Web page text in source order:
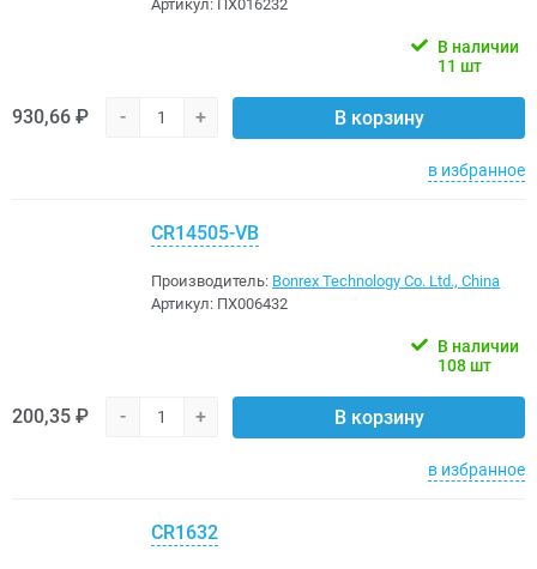
Артикул: ПХ016232
В наличии
11 шт
930,66 ₽ - + В корзину
в избранное
CR14505-VB
Производитель: Bonrex Technology Co. Ltd., China
Артикул: ПХ006432
В наличии
108 шт
200,35 ₽ - + В корзину
в избранное
CR1632